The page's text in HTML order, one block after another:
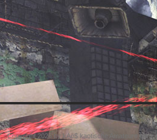
Copyright 2026 by kAo$ kaotische Amateure